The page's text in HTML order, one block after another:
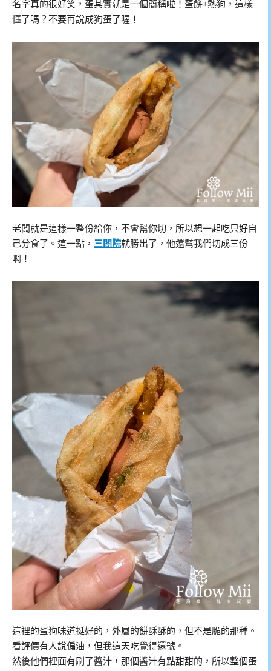
名字真的很好笑，蛋其實就是一個簡稱啦！蛋餅+熱狗，這樣
懂了嗎？不要再說成狗蛋了喔！
老闆就是這樣一整份給你，不會幫你切，所以想一起吃只好自
己分食了。這一點， 三閤院就勝出了，他還幫我們切成三份
啊！
這裡的蛋狗味道挺好的，外層的餅酥酥的，但不是脆的那種。
看評價有人說偏油，但我這天吃覺得還號。
然後他們裡面有刷了醬汁，那個醬汁有點甜甜的，所以整個蛋